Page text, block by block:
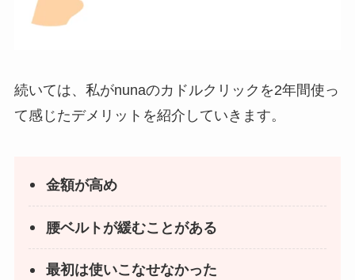
続いては、私がnunaのカドルクリックを2年間使っ
て感じたデメリットを紹介していきます。
金額が高め
腰ベルトが緩むことがある
最初は使いこなせなかった